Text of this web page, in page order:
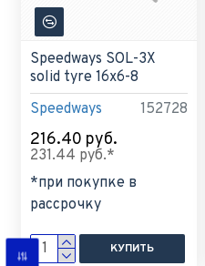
Speedways 152728
Speedways SOL-3X
solid tyre 16x6-8
216.40 руб.
231.44 руб.*
*при покупке в
рассрочку
КУПИТЬ